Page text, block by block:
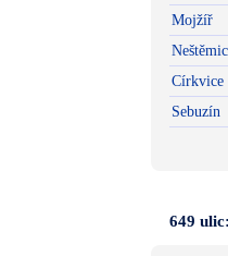
Mojžíř
Církvice
Sebuzín
649 ulic: